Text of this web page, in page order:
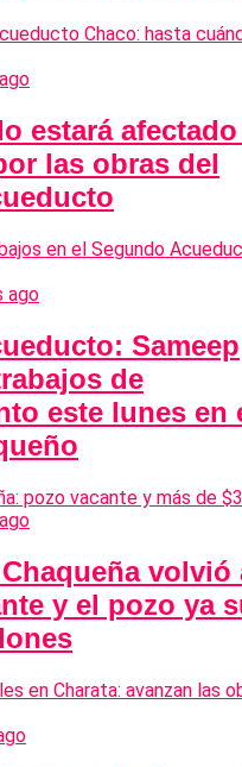
estará
las obras del
ago
Sameep
de
este lunes en
volvió
y el pozo ya